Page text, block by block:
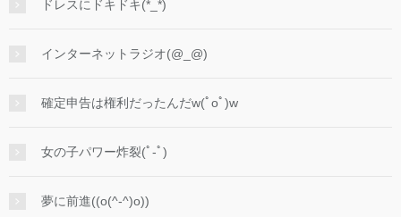
ドレスにドキドキ(*_*)
インターネットラジオ(@_@)
確定申告は権利だったんだw(ﾟoﾟ)w
女の子パワー炸裂(ﾟ-ﾟ)
夢に前進((o(^-^)o))